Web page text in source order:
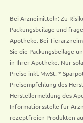
Bei Arzneimitteln: Zu
Packungsbeilage und
Apotheke. Bei
Sie die Packungsbeilage
in Ihrer Apotheke. Nur
Preise inkl. MwSt. *
Preisempfehlung des
Herstellermeldung des
Informationsstelle für
rezeptfreien Produkten